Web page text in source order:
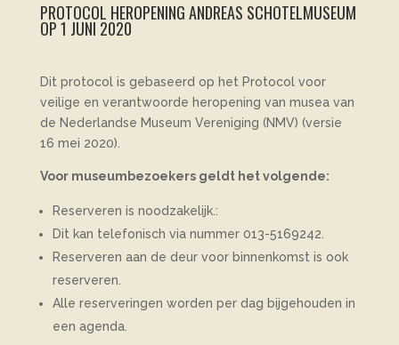
PROTOCOL HEROPENING ANDREAS SCHOTELMUSEUM
OP 1 JUNI 2020
Dit protocol is gebaseerd op het Protocol voor
veilige en verantwoorde heropening van musea van
de Nederlandse Museum Vereniging (NMV) (versie
16 mei 2020).
Voor museumbezoekers geldt het volgende:
Reserveren is noodzakelijk.:
Dit kan telefonisch via nummer 013-5169242.
Reserveren aan de deur voor binnenkomst is ook
reserveren.
Alle reserveringen worden per dag bijgehouden in
een agenda.